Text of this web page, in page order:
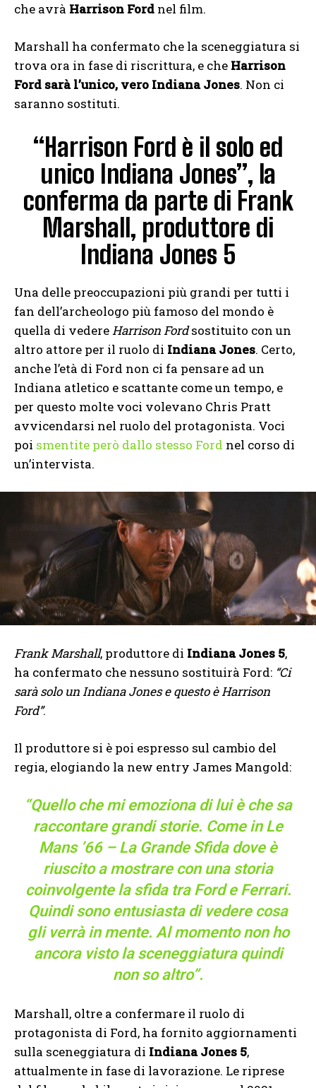
che avrà Harrison Ford nel film.
Marshall ha confermato che la sceneggiatura si
trova ora in fase di riscrittura, e che Harrison
Ford sarà l’unico, vero Indiana Jones. Non ci
saranno sostituti.
“Harrison Ford è il solo ed
unico Indiana Jones”, la
conferma da parte di Frank
Marshall, produttore di
Indiana Jones 5
Una delle preoccupazioni più grandi per tutti i
fan dell’archeologo più famoso del mondo è
quella di vedereHarrison Fordsostituito con un
altro attore per il ruolo di Indiana Jones. Certo,
anche l’età di Ford non ci fa pensare ad un
Indiana atletico e scattante come un tempo, e
per questo molte voci volevano Chris Pratt
avvicendarsi nel ruolo del protagonista. Voci
poi smentite però dallo stesso Ford nel corso di
un’intervista.
Frank Marshall, produttore di Indiana Jones 5,
ha confermato che nessuno sostituirà Ford: “Ci
sarà solo un Indiana Jones e questo è Harrison
Ford”.
Il produttore si è poi espresso sul cambio del
regia, elogiando la new entry James Mangold:
“Quello che mi emoziona di lui è che sa
raccontare grandi storie. Come in Le
Mans ’66 – La Grande Sfida dove è
riuscito a mostrare con una storia
coinvolgente la sfida tra Ford e Ferrari.
Quindi sono entusiasta di vedere cosa
gli verrà in mente. Al momento non ho
ancora visto la sceneggiatura quindi
non so altro”.
Marshall, oltre a confermare il ruolo di
protagonista di Ford, ha fornito aggiornamenti
sulla sceneggiatura di Indiana Jones 5,
attualmente in fase di lavorazione. Le riprese